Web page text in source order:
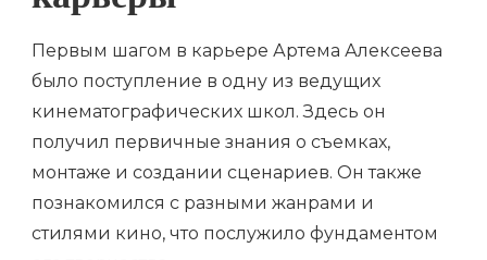
Первым шагом в карьере Артема Алексеева
было поступление в одну из ведущих
кинематографических школ. Здесь он
получил первичные знания о съемках,
монтаже и создании сценариев. Он также
познакомился с разными жанрами и
стилями кино, что послужило фундаментом